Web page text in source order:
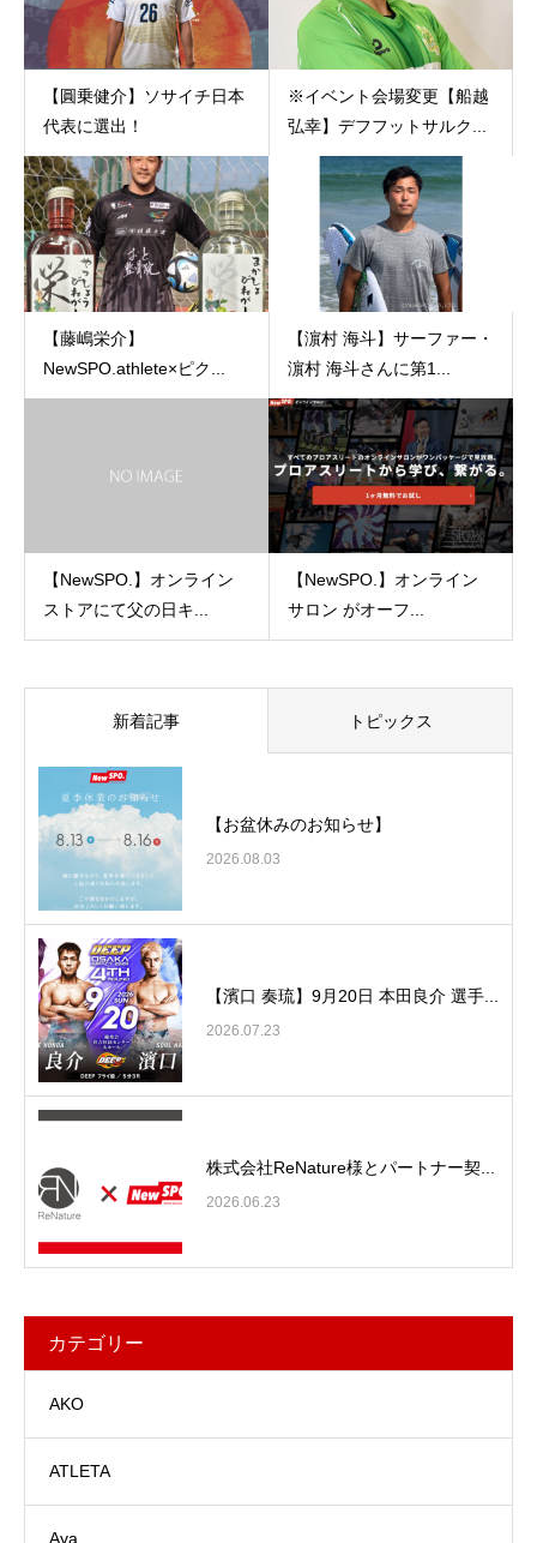
【圓乗健介】ソサイチ日本
代表に選出！
※イベント会場変更【船越
弘幸】デフフットサルク...
【藤嶋栄介】
NewSPO.athlete×ピク...
【濵村 海斗】サーファー・
濵村 海斗さんに第1...
【NewSPO.】オンライン
ストアにて父の日キ...
【NewSPO.】オンライン
サロン がオーフ...
新着記事 トピックス
【お盆休みのお知らせ】
2026.08.03
【濱口 奏琉】9月20日 本田良介 選手...
2026.07.23
株式会社ReNature様とパートナー契...
2026.06.23
カテゴリー
AKO
ATLETA
Aya